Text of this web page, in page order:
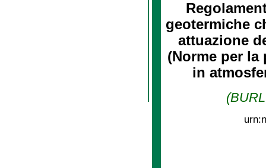
geotermiche
attuazione
(Norme per
in